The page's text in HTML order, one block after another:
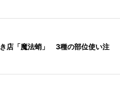
店「魔法蛸」 3種の部位使い注